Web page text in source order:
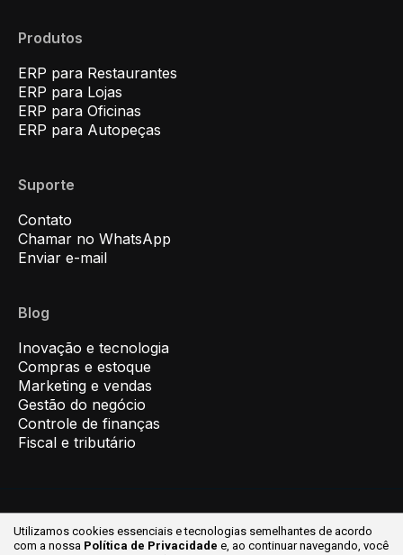
Produtos
ERP para Restaurantes
ERP para Lojas
ERP para Oficinas
ERP para Autopeças
Suporte
Contato
Chamar no WhatsApp
Enviar e-mail
Blog
Inovação e tecnologia
Compras e estoque
Marketing e vendas
Gestão do negócio
Controle de finanças
Fiscal e tributário
© 2026 Inovar ® Todos os direitos reservados.
Utilizamos cookies essenciais e tecnologias semelhantes de acordo
com a nossa Política de Privacidade e, ao continuarnavegando, você